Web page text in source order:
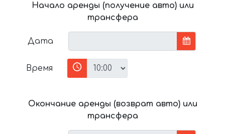
Начало аренды (получение авто) или
трансфера
Дата
Время
Окончание аренды (возврат авто) или
трансфера